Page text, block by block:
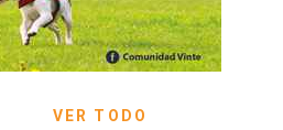
VER TODO